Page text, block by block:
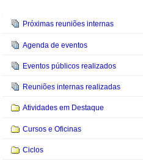
Navegação
Próximas reuniões internas
Agenda de eventos
Eventos públicos realizados
Reuniões internas realizadas
Atividades em Destaque
Cursos e Oficinas
Ciclos